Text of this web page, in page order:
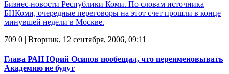
Бизнес-новости Республики Коми. По словам источника
БНКоми, очередные переговоры на этот счет прошли в конце
минувшей недели в Москве.
709 0 | Вторник, 12 сентября, 2006, 09:11
Глава РАН Юрий Осипов пообещал, что переименовывать
Академию не будут